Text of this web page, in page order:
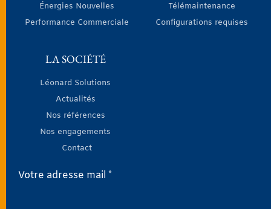
Énergies Nouvelles
Performance Commerciale
Télémaintenance
Configurations requises
LA SOCIÉTÉ
Léonard Solutions
Actualités
Nos références
Nos engagements
Contact
Votre adresse mail *